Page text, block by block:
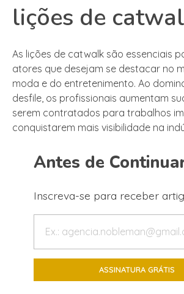
lições de
As lições de catwalk são essenciais
atores que desejam se destacar no
moda e do entretenimento. Ao
desfile, os profissionais aumentam
serem contratados para trabalhos
conquistarem mais visibilidade na
Antes de
Inscreva-se para receber